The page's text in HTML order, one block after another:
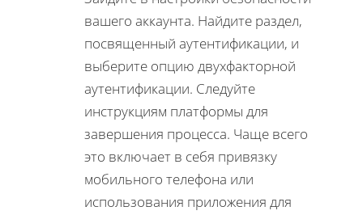
вашего аккаунта. Найдите раздел,
посвященный аутентификации, и
выберите опцию двухфакторной
аутентификации. Следуйте
инструкциям платформы для
завершения процесса. Чаще всего
это включает в себя привязку
мобильного телефона или
использования приложения для